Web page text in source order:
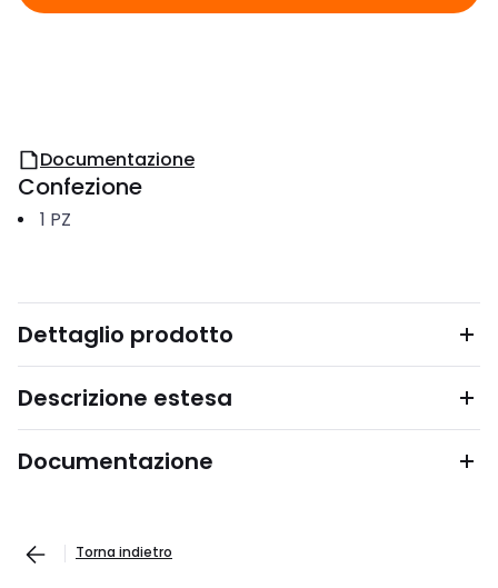
Documentazione
Confezione
1 PZ
Dettaglio prodotto
Descrizione estesa
Documentazione
Torna indietro